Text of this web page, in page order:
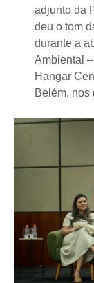
adjunto da
deu o tom
durante a
Ambiental
Hangar
Belém, nos